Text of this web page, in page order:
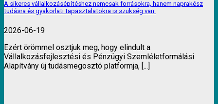
A sikeres vállalkozásépítéshez nemcsak forrásokra, hanem naprakész
tudásra és gyakorlati tapasztalatokra is szükség van.
2026-06-19
Ezért örömmel osztjuk meg, hogy elindult a
Vállalkozásfejlesztési és Pénzügyi Szemléletformálási
Alapítvány új tudásmegosztó platformja, [...]